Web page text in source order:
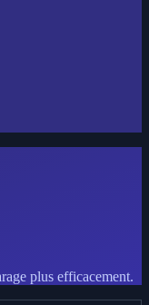
plus efficacement.